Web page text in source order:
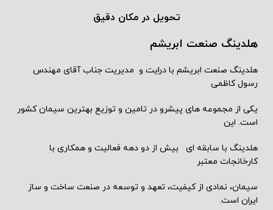
تحویل در مکان دقیق
هلدینگ صنعت ابریشم
هلدینگ صنعت ابریشم با درایت و مدیریت جناب آقای مهندس
رسول کاظمی
یکی از مجموعه های پیشرو در تامین و توزیع بهترین سیمان کشور
است. این
هلدینگ با سابقه ای بیش از دو دهه فعالیت و همکاری با
کارخانجات معتبر
سیمان، نمادی از کیفیت، تعهد و توسعه در صنعت ساخت و ساز
ایران است.